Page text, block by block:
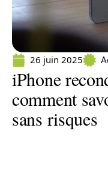
26 juin 2025
iPhone
comment
sans risques